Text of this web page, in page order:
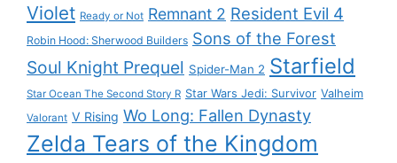
Violet Ready or Not Remnant 2 Resident Evil 4
Robin Hood: Sherwood Builders Sons of the Forest
Soul Knight Prequel Spider-Man 2 Starfield
Star Ocean The Second Story R Star Wars Jedi: Survivor Valheim
Valorant V Rising Wo Long: Fallen Dynasty
Zelda Tears of the Kingdom